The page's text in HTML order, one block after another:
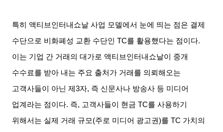
특히 액티브인터내쇼날 사업 모델에서 눈에 띄는 점은 결제
수단으로 비화폐성 교환 수단인 TC를 활용했다는 점이다.
이는 기업 간 거래의 대가로 액티브인터내쇼날이 중개
수수료를 받아 내는 주요 출처가 거래를 의뢰해오는
고객사들이 아닌 제3자, 즉 신문사나 방송사 등 미디어
업계라는 점이다. 즉, 고객사들이 현금 TC를 사용하기
위해서는 실제 거래 규모(주로 미디어 광고권)를 TC 가치의